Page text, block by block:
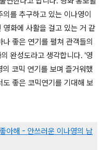
를 추구하고 있는 이나영이
화에 사활을 걸고 있는 거 같
좋은 연기를 펼쳐 관객들의
완성도라고 생각합니다. '영
코믹 연기를 보며 즐거워했
좋은 코믹연기를 기대해 보
아해 - 안쓰러운 이나영의 남